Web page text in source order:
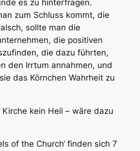
es zu hinterfragen.
zum Schluss kommt, die
sollte man die
die positiven
die dazu führten,
den Irrtum annahmen, und
das Körnchen Wahrheit zu
kein Heil – wäre dazu
of the Church‘ finden sich 7